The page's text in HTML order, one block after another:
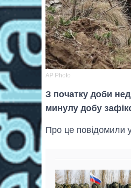
AP Photo
З початку доби
минулу добу
Про це повідомили